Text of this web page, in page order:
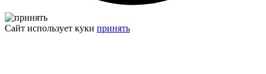
Сайт использует куки принять